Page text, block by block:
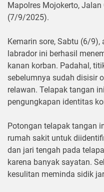
Mapolres Mojokerto,
(7/9/2025).
Kemarin sore, Sabtu (6/
labrador ini berhasil
kanan korban. Padahal,
sebelumnya sudah disisir
relawan. Telapak tangan
pengungkapan identitas
Potongan telapak tangan
rumah sakit untuk
dan jari tengah pada
karena banyak sayatan.
kesulitan meminda sidik